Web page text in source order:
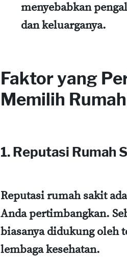
menyebabkan
dan keluarganya.
Faktor yang
Memilih
1. Reputasi Rumah
Reputasi rumah sakit
Anda pertimbangkan.
biasanya didukung oleh
lembaga kesehatan.